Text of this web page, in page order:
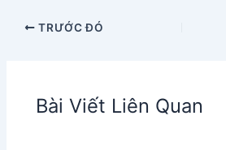
TRƯỚC ĐÓ
Bài Viết Liên Quan